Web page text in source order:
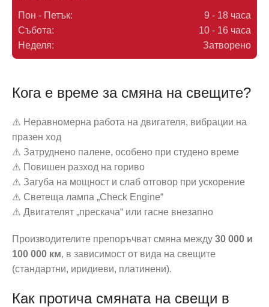
Кога е време за смяна на свещите?
⚠️ Неравномерна работа на двигателя, вибрации на
празен ход
⚠️ Затруднено палене, особено при студено време
⚠️ Повишен разход на гориво
⚠️ Загуба на мощност и слаб отговор при ускорение
⚠️ Светеща лампа „Check Engine“
⚠️ Двигателят „прескача“ или гасне внезапно
Производителите препоръчват смяна между 30 000 и
100 000 км, в зависимост от вида на свещите
(стандартни, иридиеви, платинени).
Как протича смяната на свещи в
Пон - Петък:
Събота:
Неделя:
9 - 18 часа
10 - 16 часа
Затворено